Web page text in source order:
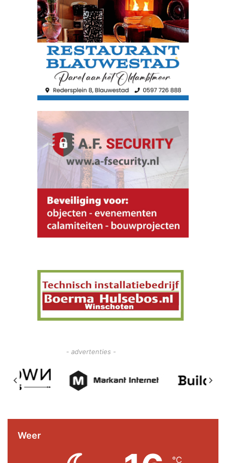
- advertenties -
Weer
℃